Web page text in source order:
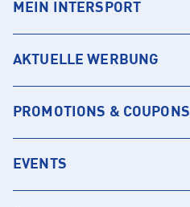
MEIN INTERSPORT
AKTUELLE WERBUNG
PROMOTIONS & COUPONS
EVENTS